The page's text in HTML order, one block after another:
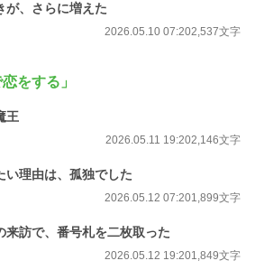
、さらに増えた
2026.05.10 07:202,537文字
をする」
王
2026.05.11 19:202,146文字
理由は、孤独でした
2026.05.12 07:201,899文字
訪で、番号札を二枚取った
2026.05.12 19:201,849文字